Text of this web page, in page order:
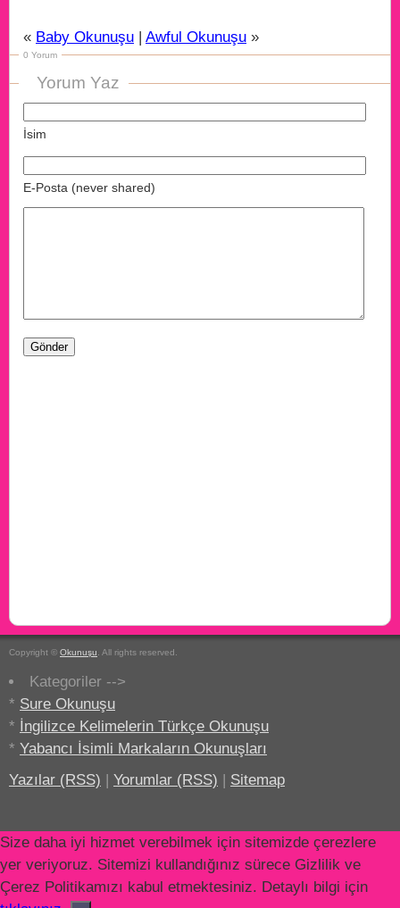
« Baby Okunuşu | Awful Okunuşu »
0 Yorum
Yorum Yaz
İsim
E-Posta (never shared)
Copyright © Okunuşu . All rights reserved.
Kategoriler -->
* Sure Okunuşu
* İngilizce Kelimelerin Türkçe Okunuşu
* Yabancı İsimli Markaların Okunuşları
Yazılar (RSS) | Yorumlar (RSS) | Sitemap
Size daha iyi hizmet verebilmek için sitemizde çerezlere
yer veriyoruz. Sitemizi kullandığınız sürece Gizlilik ve
Çerez Politikamızı kabul etmektesiniz. Detaylı bilgi için